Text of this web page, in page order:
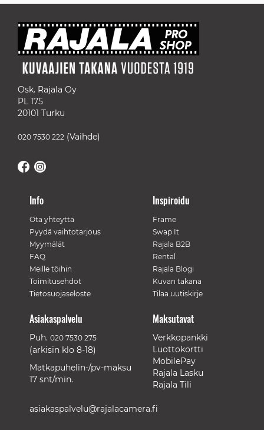
Osk. Rajala Oy
PL 175
20101 Turku
020 7530 222 (Vaihde)
Info
Ota yhteyttä
Pyydä vaihtotarjous
Myymälät
FAQ
Meille töihin
Toimitusehdot
Tietosuojaseloste
Inspiroidu
Frame
Swap It
Rajala B2B
Rental
Rajala Blogi
Kuvan takana
Tilaa uutiskirje
Maksutavat
Verkkopankki
Luottokortti
MobilePay
Rajala Lasku
Rajala Tili
Asiakaspalvelu
Puh. 020 7530 275
(arkisin klo 8-18)
Matkapuhelin-/pv-maksu
17 snt/min.
asiakaspalvelu@rajalacamera.fi